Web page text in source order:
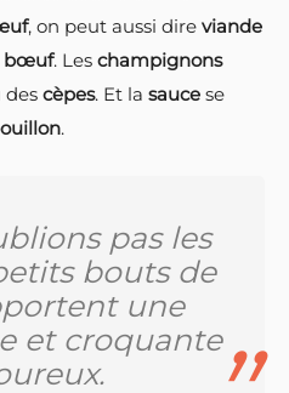
, on peut aussi dire viande
bœuf. Les champignons
cèpes. Et la sauce se
.
pas les
bouts de
une
et croquante